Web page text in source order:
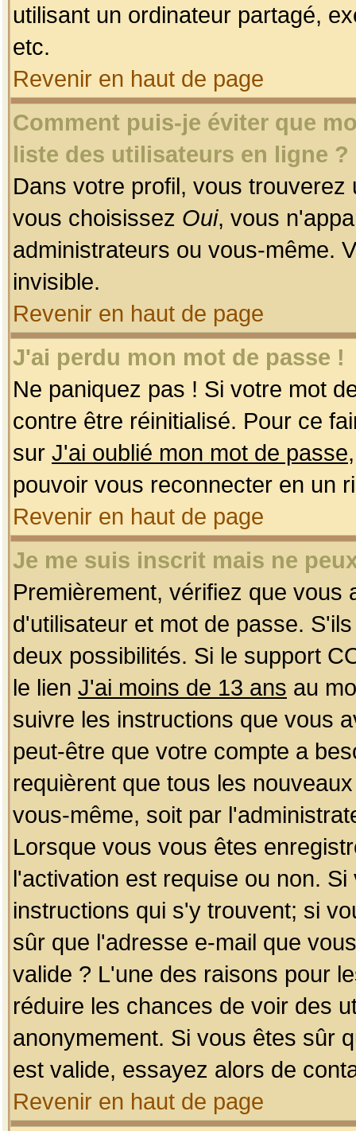
utilisant un ordinateur partagé,
etc.
Revenir en haut de page
Comment puis-je éviter que
liste des utilisateurs en ligne ?
Dans votre profil, vous
vous choisissez Oui, vous
administrateurs ou vous-même.
invisible.
Revenir en haut de page
J'ai perdu mon mot de passe !
Ne paniquez pas ! Si votre mot
contre être réinitialisé. Pour ce
sur J'ai oublié mon mot de passe
pouvoir vous reconnecter en un
Revenir en haut de page
Je me suis inscrit mais ne
Premièrement, vérifiez que
d'utilisateur et mot de passe.
deux possibilités. Si le support
le lien J'ai moins de 13 ans au
suivre les instructions que vous
peut-être que votre compte a
requièrent que tous les
vous-même, soit par
Lorsque vous vous êtes
l'activation est requise ou non.
instructions qui s'y trouvent; si
sûr que l'adresse e-mail que
valide ? L'une des raisons pour
réduire les chances de voir des
anonymement. Si vous êtes sûr
est valide, essayez alors de
Revenir en haut de page